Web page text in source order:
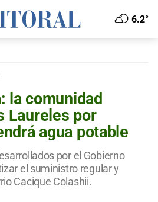
6.2°
la comunidad
Laureles por
agua potable
por el Gobierno
el suministro regular y
Cacique Colashii.